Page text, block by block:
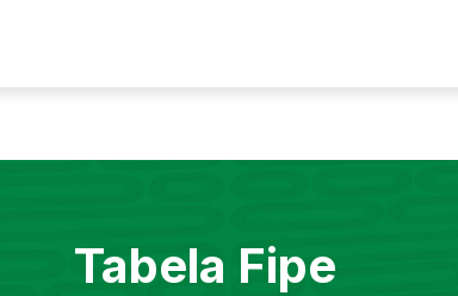
Tabela Fipe